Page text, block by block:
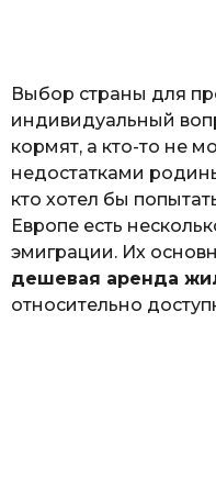
Выбор страны для
индивидуальный
кормят, а кто-то не
недостатками
кто хотел бы
Европе есть
эмиграции. Их
дешевая аренда
относительно